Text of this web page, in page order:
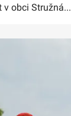
obci Stružná...